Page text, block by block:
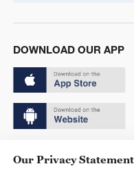
DOWNLOAD OUR APP
Our Privacy